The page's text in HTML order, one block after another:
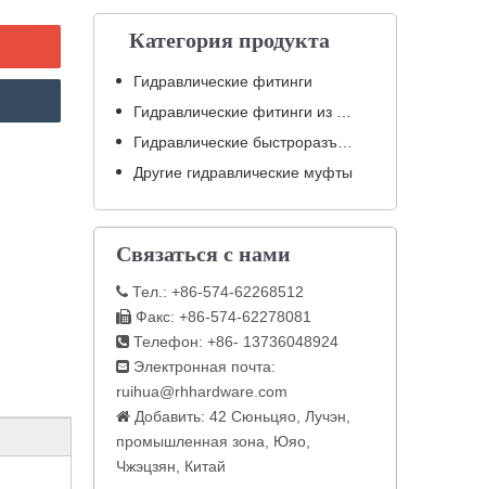
Категория продукта
Гидравлические фитинги
Другие гидравлические муфты
Связаться с нами
 Тел.: +86-574-62268512
 Факс: +86-574-62278081
 Телефон: +86- 13736048924
 Электронная почта:
ruihua@rhhardware.com
 Добавить: 42 Сюньцяо, Лучэн,
промышленная зона, Юяо,
Чжэцзян, Китай